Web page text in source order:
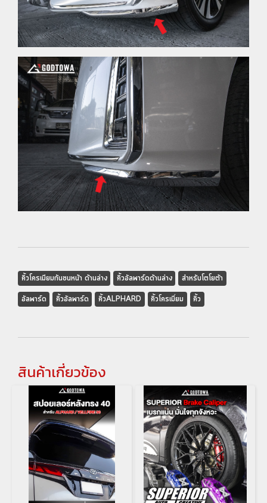
คิ้วโครเมียมกันชนหน้า ด้านล่าง คิ้วอัลพาร์ดด้านล่าง
สำหรับโตโยต้า
อัลพาร์ด
คิ้วอัลพาร์ด คิ้วALPHARD คิ้วโครเมี่ยม คิ้ว
สินค้าเกี่ยวข้อง